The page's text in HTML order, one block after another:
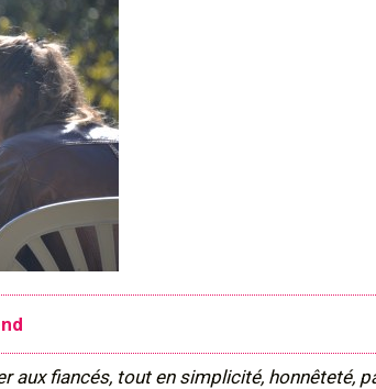
aux fiancés, tout en simplicité, honnêteté,